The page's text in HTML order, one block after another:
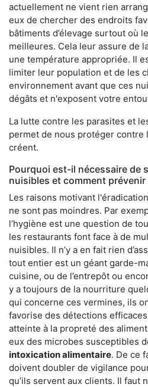
actuellement ne vient rien
eux de chercher des endroits
bâtiments d’élevage surtout où
meilleures. Cela leur assure de
une température appropriée. Il
limiter leur population et de les
environnement avant que ces
dégâts et n'exposent votre
La lutte contre les parasites et
permet de nous protéger contre
créent.
Pourquoi est-il nécessaire de
nuisibles et comment
Les raisons motivant
ne sont pas moindres. Par
l’hygiène est une question de
les restaurants font face à de
nuisibles. Il n’y a en fait rien
tout entier est un géant garde-
cuisine, ou de l’entrepôt ou
y a toujours de la nourriture
qui concerne ces vermines, ils
favorise des détections
atteinte à la propreté des
eux des microbes susceptibles
intoxication alimentaire. De ce
doivent doubler de vigilance
qu’ils servent aux clients. Il faut